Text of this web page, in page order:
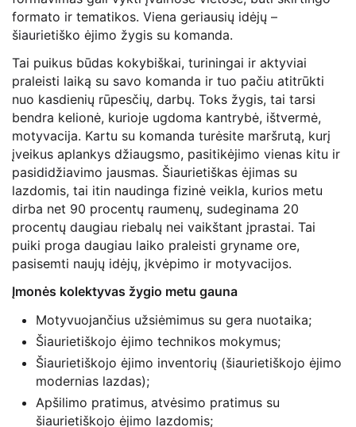
formato ir tematikos. Viena geriausių idėjų –
šiaurietiško ėjimo žygis su komanda.
Tai puikus būdas kokybiškai, turiningai ir aktyviai
praleisti laiką su savo komanda ir tuo pačiu atitrūkti
nuo kasdienių rūpesčių, darbų. Toks žygis, tai tarsi
bendra kelionė, kurioje ugdoma kantrybė, ištvermė,
motyvacija. Kartu su komanda turėsite maršrutą, kurį
įveikus aplankys džiaugsmo, pasitikėjimo vienas kitu ir
pasididžiavimo jausmas. Šiaurietiškas ėjimas su
lazdomis, tai itin naudinga fizinė veikla, kurios metu
dirba net 90 procentų raumenų, sudeginama 20
procentų daugiau riebalų nei vaikštant įprastai. Tai
puiki proga daugiau laiko praleisti gryname ore,
pasisemti naujų idėjų, įkvėpimo ir motyvacijos.
Įmonės kolektyvas žygio metu gauna
Motyvuojančius užsiėmimus su gera nuotaika;
Šiaurietiškojo ėjimo technikos mokymus;
Šiaurietiškojo ėjimo inventorių (šiaurietiškojo ėjimo
modernias lazdas);
Apšilimo pratimus, atvėsimo pratimus su
šiaurietiškojo ėjimo lazdomis;